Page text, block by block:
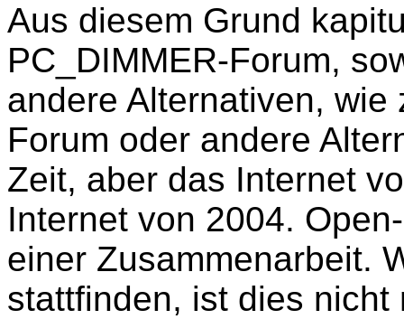
Aus diesem Grund
PC_DIMMER-Forum,
andere Alternativen,
Forum oder andere
Zeit, aber das Internet
Internet von 2004.
einer Zusammenarbeit.
stattfinden, ist dies nicht